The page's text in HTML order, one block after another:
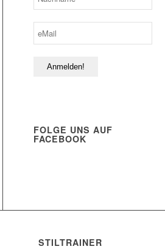
FOLGE UNS AUF
FACEBOOK
STILTRAINER